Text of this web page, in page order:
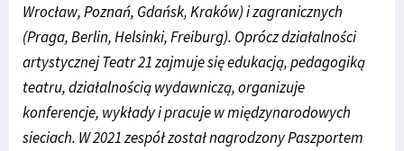
Wrocław, Poznań, Gdańsk, Kraków) i zagranicznych
(Praga, Berlin, Helsinki, Freiburg). Oprócz działalności
artystycznej Teatr 21 zajmuje się edukacją, pedagogiką
teatru, działalnością wydawniczą, organizuje
konferencje, wykłady i pracuje w międzynarodowych
sieciach. W 2021 zespół został nagrodzony Paszportem